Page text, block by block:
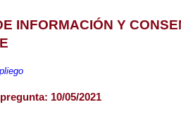
INFORMACIÓN Y
10/05/2021